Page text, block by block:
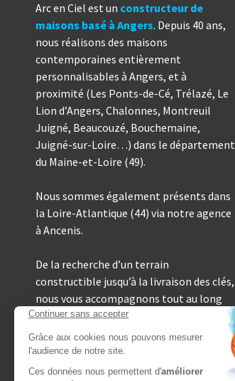
Arc en Ciel est un constructeur de
maisons basé à Angers. Depuis 40 ans,
nous réalisons des maisons
contemporaines entièrement
personnalisables à Angers, et à
proximité (Les Ponts-de-Cé, Trélazé, Le
Lion d’Angers, Chalonnes, Montreuil
Juigné, Beaucouzé, Bouchemaine,
Juigné-sur-Loire…) dans le département
du Maine-et-Loire (49).
Nous sommes également présents dans
la Loire-Atlantique (44) via notre agence
à Ancenis.
De la recherche d’un terrain
constructible jusqu’à la livraison des clés,
nous vous accompagnons tout au long
de votre projet de construction neuve.
Toutes nos maisons sont encadrées par
un contrat CCMI.